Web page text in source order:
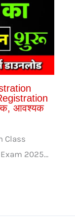
आवश्यक
Class
2025…